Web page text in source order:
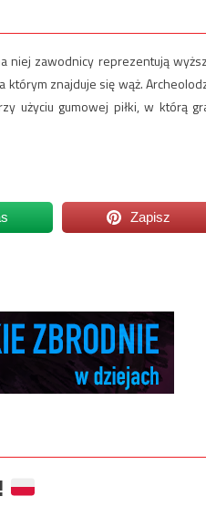
niej zawodnicy reprezentują
którym znajduje się wąż.
użyciu gumowej piłki, w którą
Zapisz